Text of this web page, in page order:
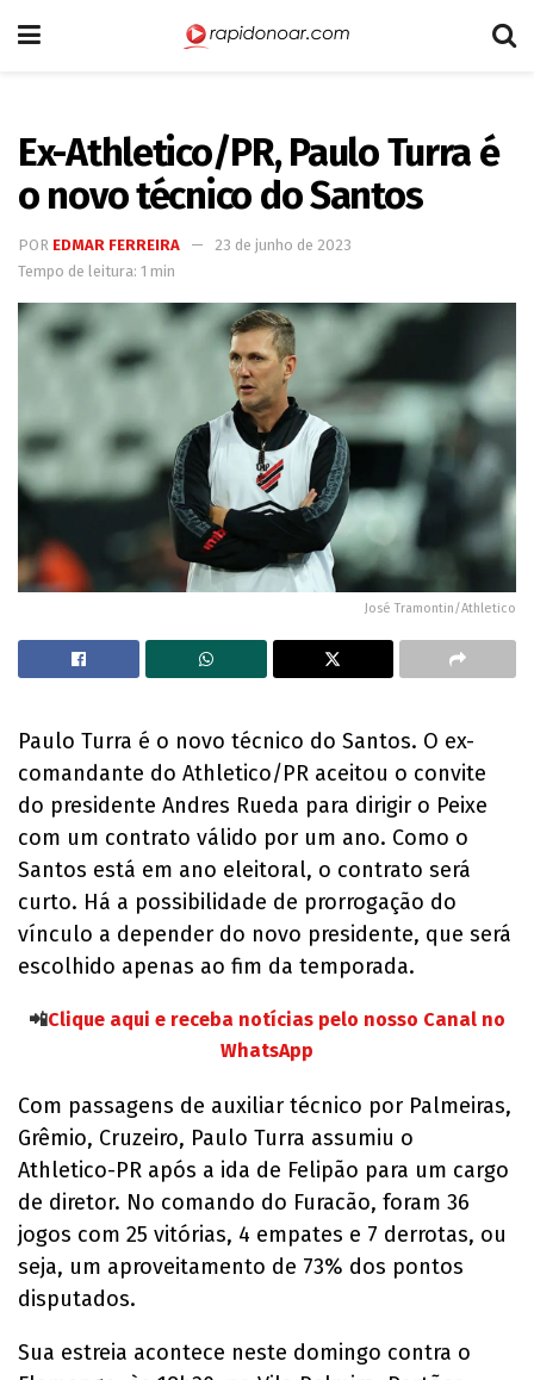
Ex-Athletico/PR, Paulo Turra é
o novo técnico do Santos
POR EDMAR FERREIRA
23 de junho de 2023
Tempo de leitura: 1 min
José Tramontin/Athletico
Paulo Turra é o novo técnico do Santos. O ex-
comandante do Athletico/PR aceitou o convite
do presidente Andres Rueda para dirigir o Peixe
com um contrato válido por um ano. Como o
Santos está em ano eleitoral, o contrato será
curto. Há a possibilidade de prorrogação do
vínculo a depender do novo presidente, que será
escolhido apenas ao fim da temporada.
📲Clique aqui e receba notícias pelo nosso Canal no
WhatsApp
Com passagens de auxiliar técnico por Palmeiras,
Grêmio, Cruzeiro, Paulo Turra assumiu o
Athletico-PR após a ida de Felipão para um cargo
de diretor. No comando do Furacão, foram 36
jogos com 25 vitórias, 4 empates e 7 derrotas, ou
seja, um aproveitamento de 73% dos pontos
disputados.
Sua estreia acontece neste domingo contra o